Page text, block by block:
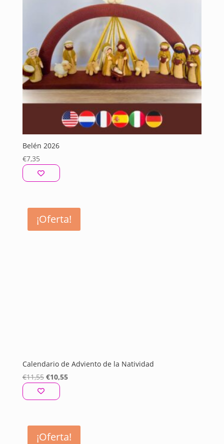
Belén 2026
€7,35
¡Oferta!
Calendario de Adviento de la Natividad
€11,55 El
precio
original
€10,55El
¡Oferta!